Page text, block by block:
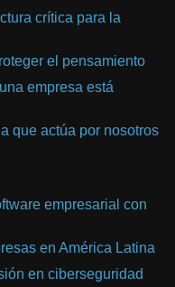
crítica para la
el pensamiento
empresa está
que actúa por nosotros
empresarial con
en América Latina
en ciberseguridad